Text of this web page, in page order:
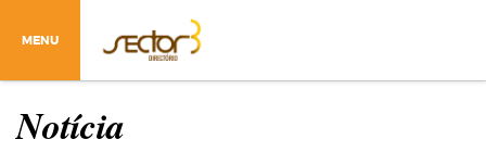
MENU
Notícia